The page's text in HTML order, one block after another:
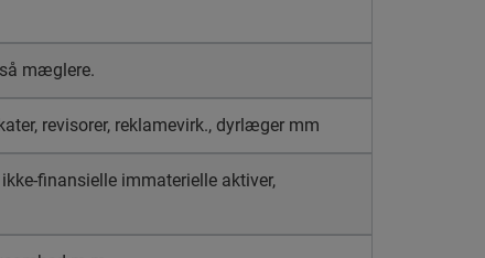
mæglere.
revisorer, reklamevirk., dyrlæger mm
finansielle immaterielle aktiver,